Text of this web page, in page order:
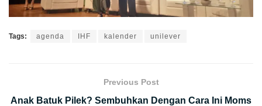
Tags: agenda IHF kalender unilever
Previous Post
Anak Batuk Pilek? Sembuhkan Dengan Cara Ini Moms